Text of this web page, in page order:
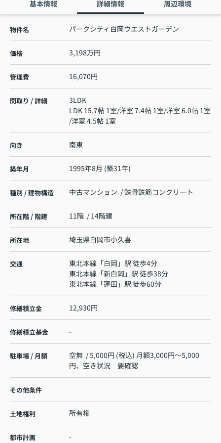
基本情報 詳細情報 周辺環境
物件名 パークシティ白岡ウエストガーデン
価格 3,198万円
管理費 16,070円
間取り / 詳細
3LDK
LDK 15.7帖 1室/洋室 7.4帖 1室/洋室 6.0帖 1室
/洋室 4.5帖 1室
向き 南東
築年月 1995年8月 (築31年)
種別 / 建物構造 中古マンション / 鉄骨鉄筋コンクリート
所在階 / 階建 11階 / 14階建
所在地 埼玉県白岡市小久喜
交通 東北本線 「白岡 」駅 徒歩4分
東北本線 「新白岡 」駅 徒歩38分
東北本線 「蓮田 」駅 徒歩60分
修繕積立金 12,930円
修繕積立基金 -
駐車場 / 月額
空無 / 5,000円 (税込) 月額3,000円～5,000
円、空き状況 要確認
その他条件
土地権利 所有権
都市計画 -